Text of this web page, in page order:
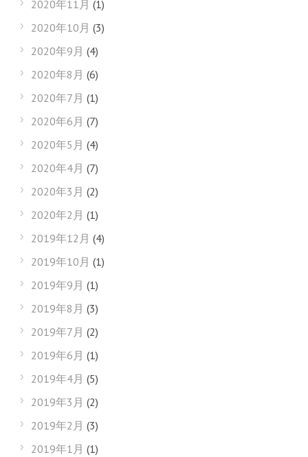
2020年11月 (1)
2020年10月 (3)
2020年9月 (4)
2020年8月 (6)
2020年7月 (1)
2020年6月 (7)
2020年5月 (4)
2020年4月 (7)
2020年3月 (2)
2020年2月 (1)
2019年12月 (4)
2019年10月 (1)
2019年9月 (1)
2019年8月 (3)
2019年7月 (2)
2019年6月 (1)
2019年4月 (5)
2019年3月 (2)
2019年2月 (3)
2019年1月 (1)